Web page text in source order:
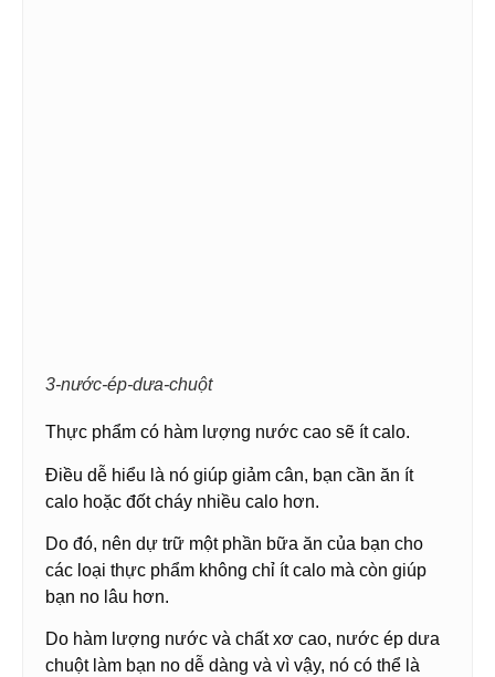
3-nước-ép-dưa-chuột
Thực phẩm có hàm lượng nước cao sẽ ít calo.
Điều dễ hiểu là nó giúp giảm cân, bạn cần ăn ít
calo hoặc đốt cháy nhiều calo hơn.
Do đó, nên dự trữ một phần bữa ăn của bạn cho
các loại thực phẩm không chỉ ít calo mà còn giúp
bạn no lâu hơn.
Do hàm lượng nước và chất xơ cao, nước ép dưa
chuột làm bạn no dễ dàng và vì vậy, nó có thể là